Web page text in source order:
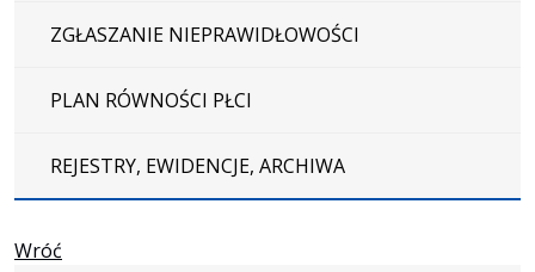
ZGŁASZANIE NIEPRAWIDŁOWOŚCI
PLAN RÓWNOŚCI PŁCI
REJESTRY, EWIDENCJE, ARCHIWA
Wróć